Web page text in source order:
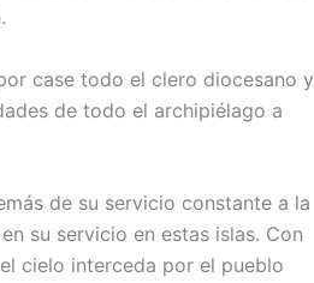
case todo el clero diocesano y
de todo el archipiélago a
de su servicio constante a la
su servicio en estas islas. Con
cielo interceda por el pueblo